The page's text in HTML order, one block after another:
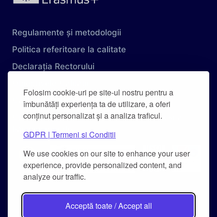
Folosim cookie-uri pe site-ul nostru pentru a
îmbunătăți experiența ta de utilizare, a oferi
conținut personalizat și a analiza traficul.
GDPR | Termeni si Conditii
We use cookies on our site to enhance your user
experience, provide personalized content, and
analyze our traffic.
Acceptă toate / Accept all
Regulamente și metodologii
Politica referitoare la calitate
Declarația Rectorului
Carta Universității
Combaterea hărțuirii pe criteriu de sex și a
hărțuirii morale